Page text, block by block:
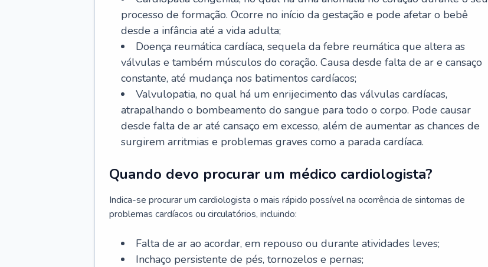
processo de formação. Ocorre no início da gestação e pode afetar o bebê
desde a infância até a vida adulta;
Doença reumática cardíaca, sequela da febre reumática que altera as
válvulas e também músculos do coração. Causa desde falta de ar e cansaço
constante, até mudança nos batimentos cardíacos;
Valvulopatia, no qual há um enrijecimento das válvulas cardíacas,
atrapalhando o bombeamento do sangue para todo o corpo. Pode causar
desde falta de ar até cansaço em excesso, além de aumentar as chances de
surgirem arritmias e problemas graves como a parada cardíaca.
Quando devo procurar um médico cardiologista?
Indica-se procurar um cardiologista o mais rápido possível na ocorrência de sintomas de
problemas cardíacos ou circulatórios, incluindo:
Falta de ar ao acordar, em repouso ou durante atividades leves;
Inchaço persistente de pés, tornozelos e pernas;